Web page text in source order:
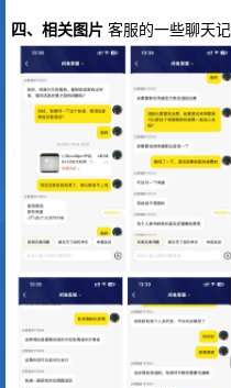
四、相关图片 客服的一些聊天